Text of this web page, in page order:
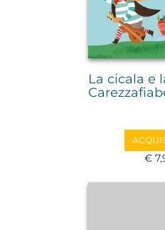
La cicala e
€